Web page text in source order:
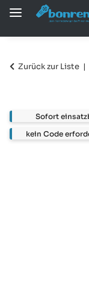
Zurück zur Liste